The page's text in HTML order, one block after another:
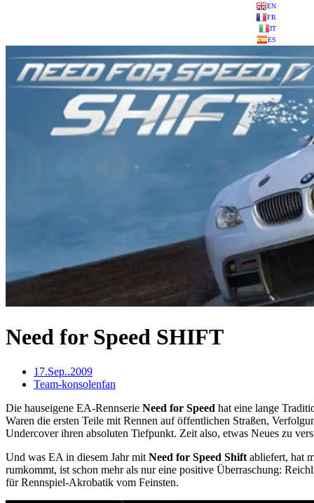
EN
FR
IT
ES
Need for Speed SHIFT
17.Sep..2009
Team-konsolenfan
Die hauseigene EA-Rennserie Need for Speed hat eine lange
Waren die ersten Teile mit Rennen auf öffentlichen Straßen,
Undercover ihren absoluten Tiefpunkt. Zeit also, etwas Neues zu
Und was EA in diesem Jahr mit Need for Speed Shift abliefert, hat
rumkommt, ist schon mehr als nur eine positive Überraschung:
für Rennspiel-Akrobatik vom Feinsten.